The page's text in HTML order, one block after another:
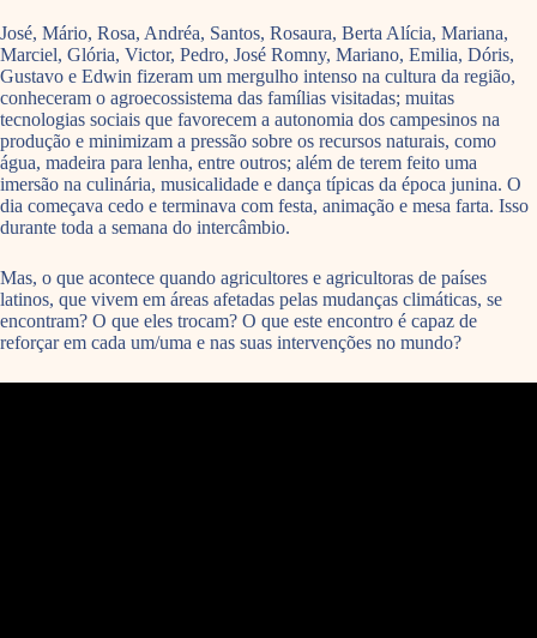
José, Mário, Rosa, Andréa, Santos, Rosaura, Berta Alícia, Mariana,
Marciel, Glória, Victor, Pedro, José Romny, Mariano, Emilia, Dóris,
Gustavo e Edwin fizeram um mergulho intenso na cultura da região,
conheceram o agroecossistema das famílias visitadas; muitas
tecnologias sociais que favorecem a autonomia dos campesinos na
produção e minimizam a pressão sobre os recursos naturais, como
água, madeira para lenha, entre outros; além de terem feito uma
imersão na culinária, musicalidade e dança típicas da época junina. O
dia começava cedo e terminava com festa, animação e mesa farta. Isso
durante toda a semana do intercâmbio.
Mas, o que acontece quando agricultores e agricultoras de países
latinos, que vivem em áreas afetadas pelas mudanças climáticas, se
encontram? O que eles trocam? O que este encontro é capaz de
reforçar em cada um/uma e nas suas intervenções no mundo?